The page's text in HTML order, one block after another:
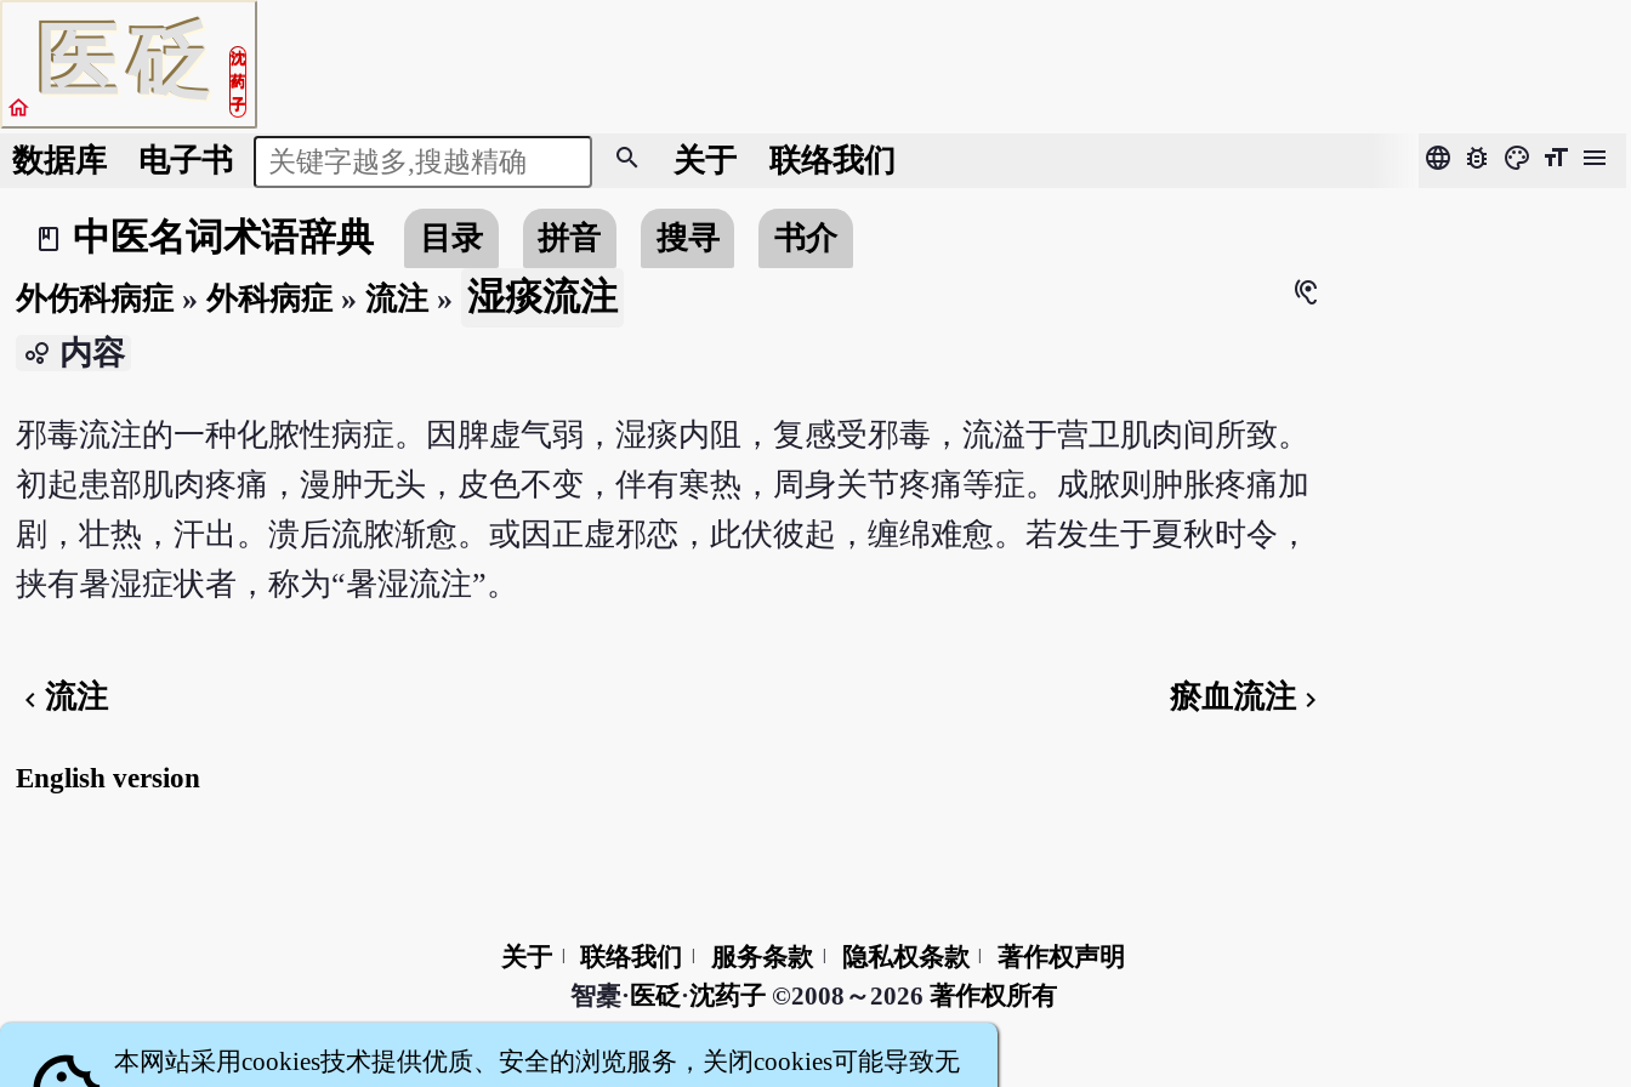
医砭
沈
药
子
home
数据库 电子书 search 关于 联络我们 language bug_report color_lens format_size menu
book_2
中医名词术语辞典 目录 拼音 搜寻
书介
外伤科病症» 外科病症» 流注» 湿痰流注 hearing
bubble_chart 内容
邪毒流注的一种化脓性病症。因脾虚气弱，湿痰内阻，复感受邪毒，流溢于营卫肌肉间所致。
初起患部肌肉疼痛，漫肿无头，皮色不变，伴有寒热，周身关节疼痛等症。成脓则肿胀疼痛加
剧，壮热，汗出。溃后流脓渐愈。或因正虚邪恋，此伏彼起，缠绵难愈。若发生于夏秋时令，
挟有暑湿症状者，称为“暑湿流注”。
chevron_left 流注 瘀血流注chevron_right
English version
关于 联络我们 服务条款 隐私权条款
著作权声明
智橐· 医砭·沈药子©2008～2026 著作权所有
本网站采用cookies技术提供优质、安全的浏览服务，关闭cookies可能导致无